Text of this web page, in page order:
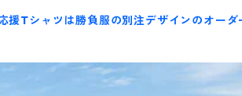
援Tシャツは勝負服の別注デザインのオー